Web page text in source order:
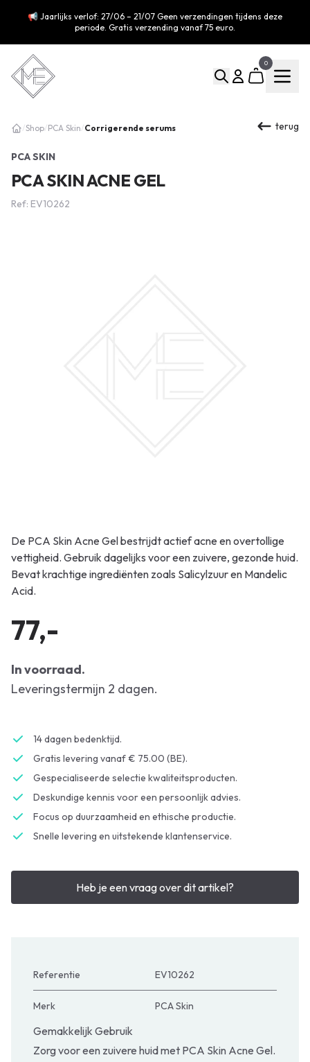
📢 Jaarlijks verlof: 27/06 – 21/07 Geen verzendingen tijdens deze
periode. Gratis verzending vanaf 75 euro.
0
/Shop/ PCA Skin/ Corrigerende serums terug
PCA SKIN
PCA SKIN ACNE GEL
Ref: EV10262
De PCA Skin Acne Gel bestrijdt actief acne en overtollige
vettigheid. Gebruik dagelijks voor een zuivere, gezonde huid.
Bevat krachtige ingrediënten zoals Salicylzuur en Mandelic
Acid.
77,-
In voorraad.
Leveringstermijn 2 dagen.
14 dagen bedenktijd.
Gratis levering vanaf € 75.00 (BE).
Gespecialiseerde selectie kwaliteitsproducten.
Deskundige kennis voor een persoonlijk advies.
Focus op duurzaamheid en ethische productie.
Snelle levering en uitstekende klantenservice.
Heb je een vraag over dit artikel?
Referentie EV10262
Merk PCA Skin
Gemakkelijk Gebruik
Zorg voor een zuivere huid met PCA Skin Acne Gel.